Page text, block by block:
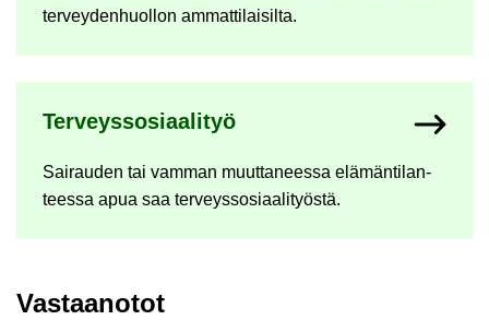
ter­vey­den­huol­lon am­mat­ti­lai­sil­ta.
Ter­veys­so­si­aa­li­työ
Sai­rau­den tai vam­man muut­ta­nees­sa elä­män­ti­lan­
tees­sa apua saa ter­veys­so­si­aa­li­työs­tä.
Vas­taa­no­tot